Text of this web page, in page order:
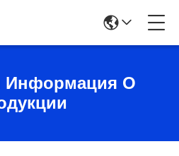
Информация О